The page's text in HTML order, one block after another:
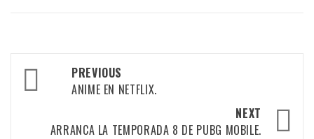
Post
navigation
PREVIOUS
ANIME EN NETFLIX.
NEXT
ARRANCA LA TEMPORADA 8 DE PUBG MOBILE.